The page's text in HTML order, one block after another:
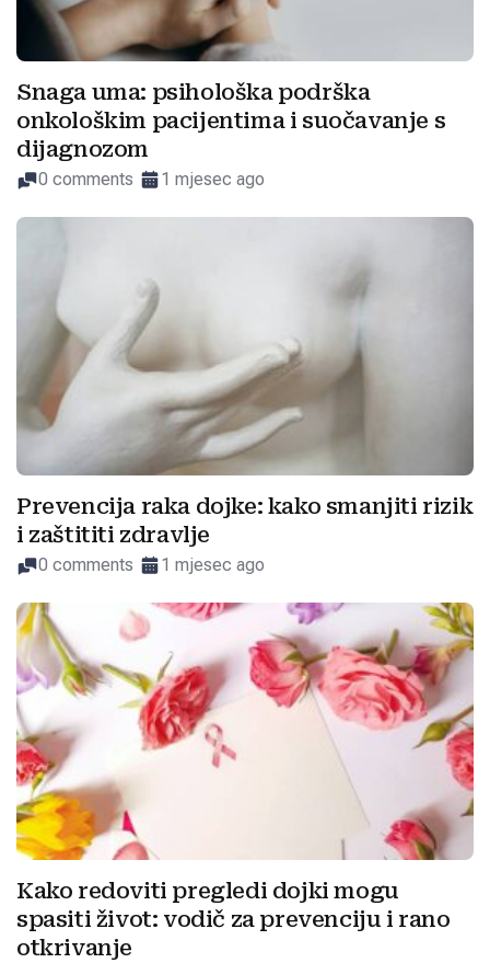
Snaga uma: psihološka podrška
onkološkim pacijentima i suočavanje s
dijagnozom
0 comments 1 mjesec ago
Prevencija raka dojke: kako smanjiti rizik
i zaštititi zdravlje
0 comments 1 mjesec ago
Kako redoviti pregledi dojki mogu
spasiti život: vodič za prevenciju i rano
otkrivanje